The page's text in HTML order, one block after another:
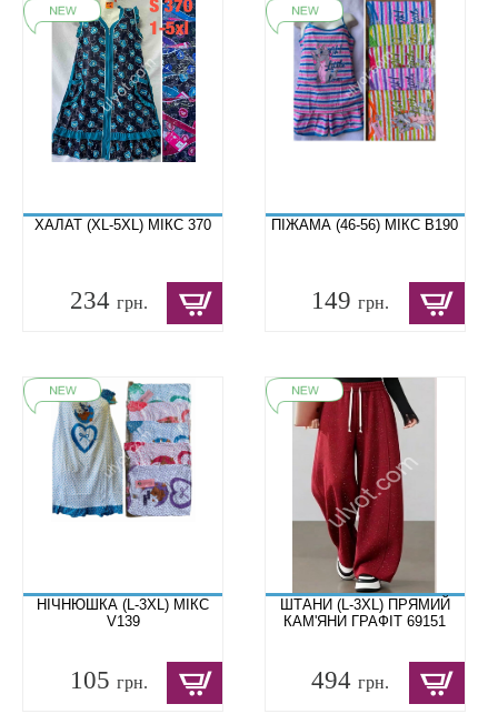
ХАЛАТ (XL-5XL) МІКС 370
234 грн.
ПІЖАМА (46-56) МІКС B190
149грн.
НІЧНЮШКА (L-3XL) МІКС
V139
105 грн.
ШТАНИ (L-3XL) ПРЯМИЙ
КАМ'ЯНИ ГРАФІТ 69151
494грн.